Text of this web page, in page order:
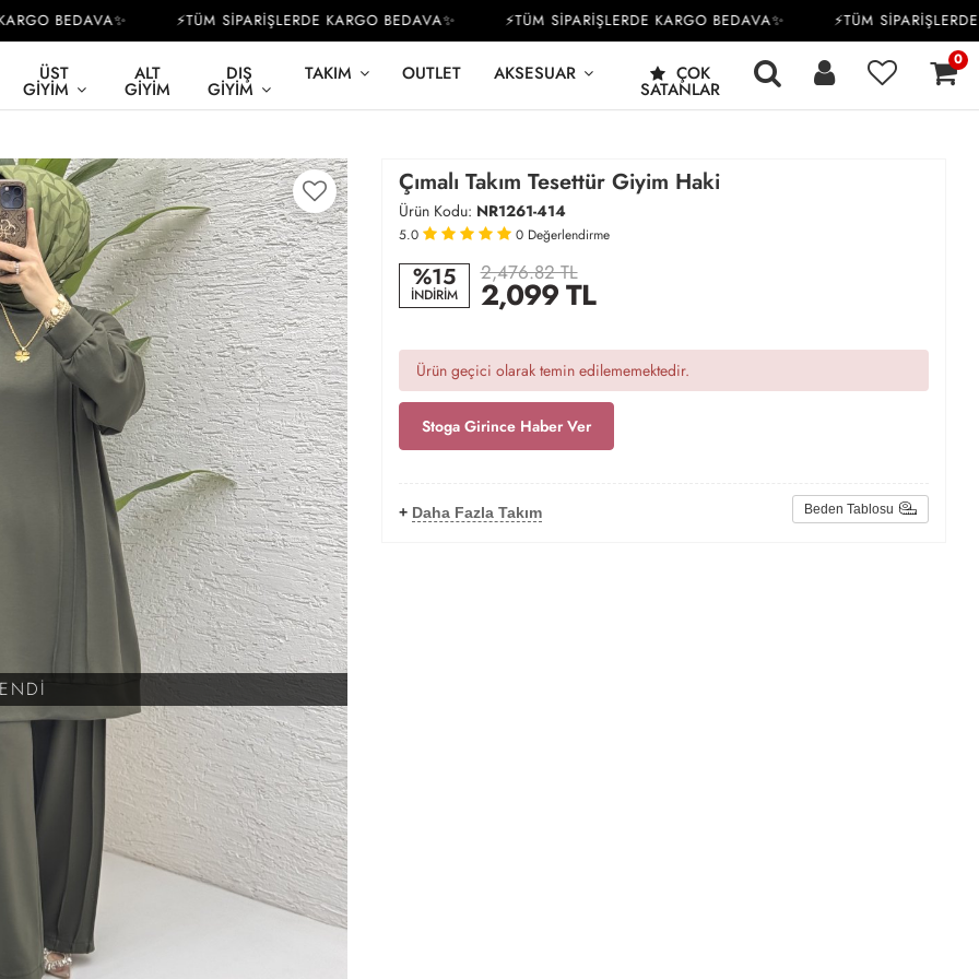
BEDAVA✨ ⚡TÜM SİPARİŞLERDE KARGO BEDAVA✨ ⚡TÜM SİPARİŞLERDE KARGO BEDAVA✨ ⚡TÜM SİPARİŞLERDE
ÜST
GIYIM
ALT
GIYIM
DIŞ
GIYIM
TAKIM OUTLET AKSESUAR ÇOK
SATANLAR
0
Çımalı Takım Tesettür Giyim Haki
Ürün Kodu: NR1261-414
5.0 0 Değerlendirme
%15
İNDİRİM
2,476.82 TL
2,099TL
Ürün geçici olarak temin edilememektedir.
Stoga Girince Haber Ver
+ Daha Fazla Takım Beden Tablosu